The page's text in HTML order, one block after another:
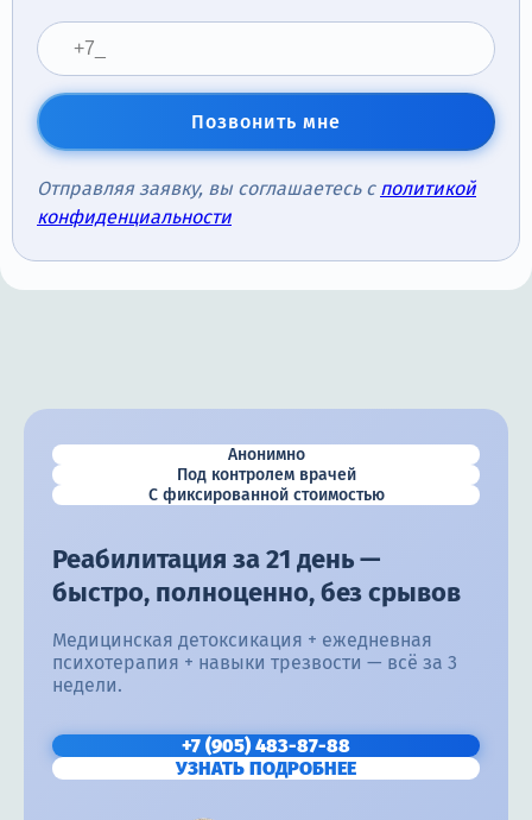
Позвонить мне
Отправляя заявку, вы соглашаетесь с политикой
конфиденциальности
Анонимно
Под контролем врачей
С фиксированной стоимостью
Реабилитация за 21 день —
быстро, полноценно, без срывов
Медицинская детоксикация + ежедневная
психотерапия + навыки трезвости — всё за 3
недели.
+7 (905) 483-87-88
УЗНАТЬ ПОДРОБНЕЕ